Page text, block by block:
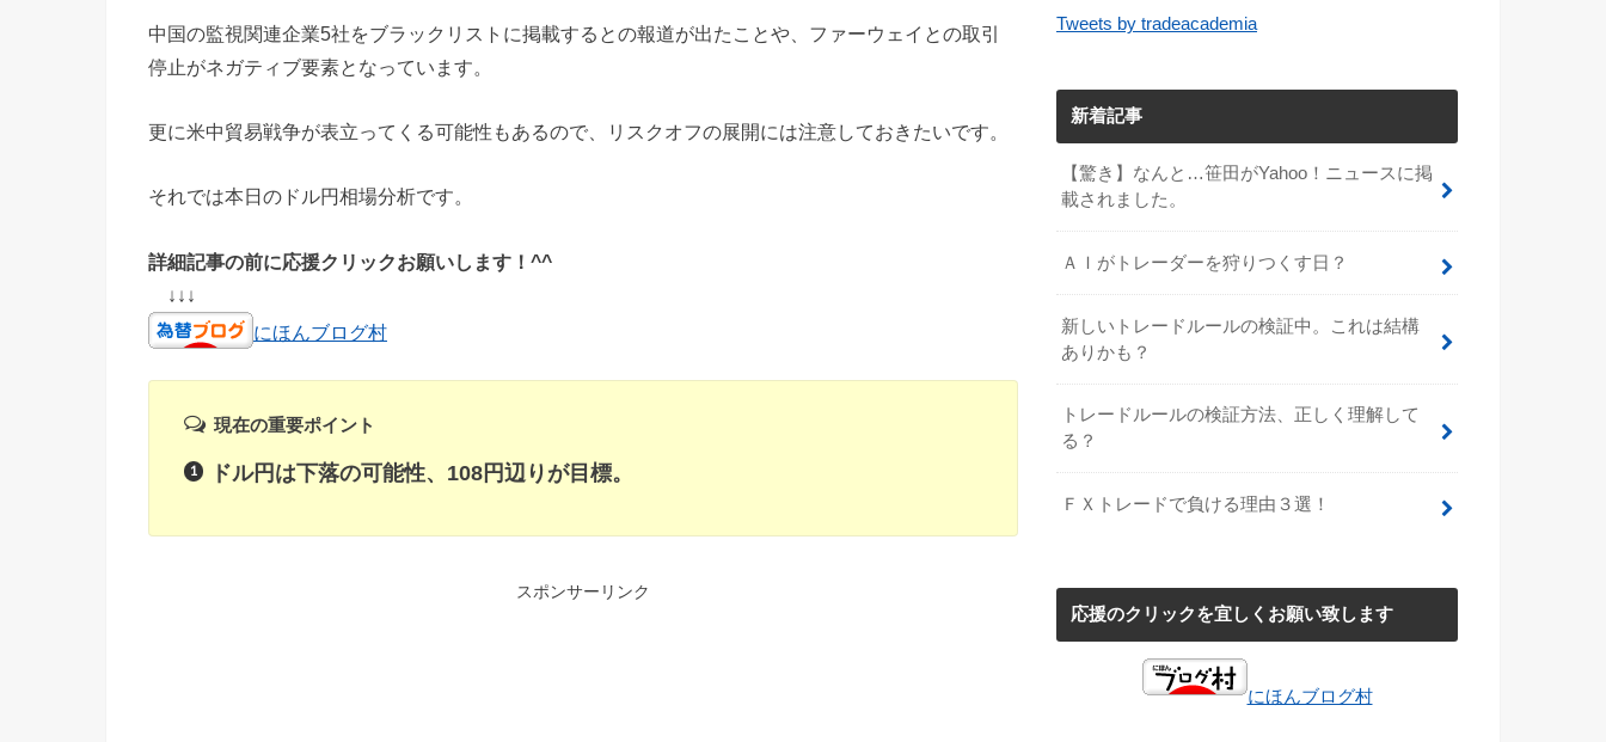
中国の監視関連企業5社をブラックリストに掲載するとの報道が出たことや、ファーウェイとの取引
停止がネガティブ要素となっています。
更に米中貿易戦争が表立ってくる可能性もあるので、リスクオフの展開には注意しておきたいです。
それでは本日のドル円相場分析です。
詳細記事の前に応援クリックお願いします！^^
↓↓↓
にほんブログ村
現在の重要ポイント
ドル円は下落の可能性、108円辺りが目標。
スポンサーリンク
Tweets by tradeacademia
新着記事
【驚き】なんと…笹田がYahoo！ニュースに掲
載されました。
ＡＩがトレーダーを狩りつくす日？
新しいトレードルールの検証中。これは結構
ありかも？
トレードルールの検証方法、正しく理解して
る？
ＦＸトレードで負ける理由３選！
応援のクリックを宜しくお願い致します
にほんブログ村